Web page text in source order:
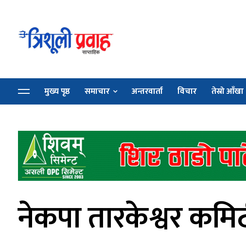
मुख्य पृष्ठ समाचार अन्तरवार्ता विचार तेस्रो आँखा
नेकपा तारकेश्वर